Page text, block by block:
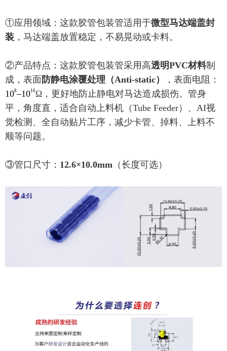
①应用领域：这款胶管包装管适用于微型马达端盖封
装 ，马达端盖放置稳定，不易晃动或卡料。
②产品特点： 这款 胶管包装管采用 高透明PVC材料制
成，表面防静电涂覆处理（Anti-static）
，表面电阻：
108–1010Ω， 更好地防止静电对马达造成损伤。 管身
平，角度直，适合自动上料机（Tube Feeder）、AI视
觉检测、全自动贴片工序， 减少卡管、掉料、上料不
顺等问题。
③管口尺寸： 12.6×10.0mm （长度可选）